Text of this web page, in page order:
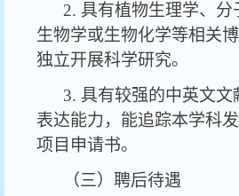
2. 具有植物生理学、分
生物学或生物化学等相关
独立开展科学研究。
3. 具有较强的中英文文
表达能力，能追踪本学科
项目申请书。
（三）聘后待遇